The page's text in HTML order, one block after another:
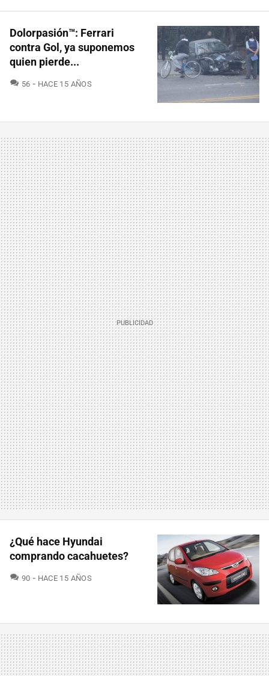
Dolorpasión™: Ferrari
contra Gol, ya suponemos
quien pierde...
56 COMENTARIOS
HACE 15 AÑOS
¿Qué hace Hyundai
comprando cacahuetes?
90 COMENTARIOS
HACE 15 AÑOS